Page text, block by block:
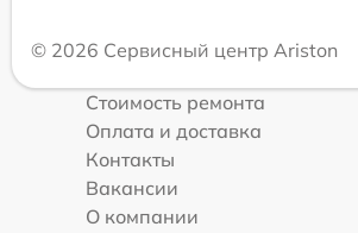
© 2026 Сервисный центр Ariston
Стоимость ремонта
Оплата и доставка
Контакты
Вакансии
О компании